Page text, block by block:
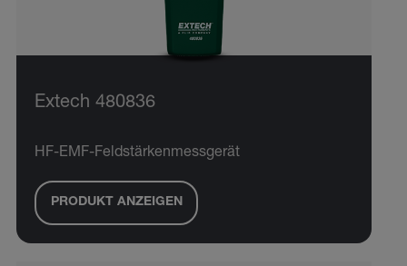
Extech 480836
HF-EMF-Feldstärkenmessgerät
PRODUKT ANZEIGEN